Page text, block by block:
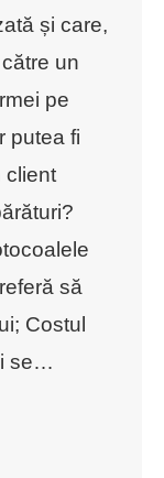
și care,
un
pe
putea fi
client
să
Costul
se…